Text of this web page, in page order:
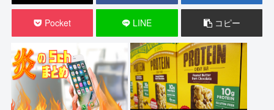
Pocket LINE コピー